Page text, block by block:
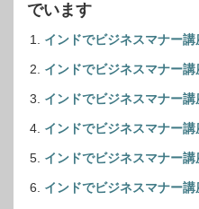
でいます
インドでビジネスマナー
インドでビジネスマナー
インドでビジネスマナー
インドでビジネスマナー
インドでビジネスマナー
インドでビジネスマナー